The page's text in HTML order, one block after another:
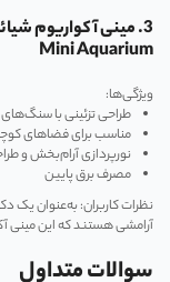
Mini Aquarium
ویژگی‌ها:
طراحی تزئینی با
مناسب برای فضاهای
نورپردازی آرام‌بخش و
مصرف برق پایین
نظرات کاربران: به‌عنوان
آرامشی هستند که این مینی
سوالات متداول